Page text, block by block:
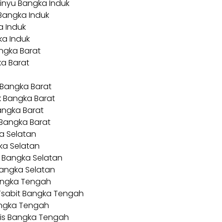
Bangka Induk
Induk
Induk
Induk
Barat
Barat
Bangka Barat
Bangka Barat
Barat
Barat
Selatan
Selatan
Bangka Selatan
Selatan
Tengah
Bangka Tengah
Tengah
Bangka Tengah